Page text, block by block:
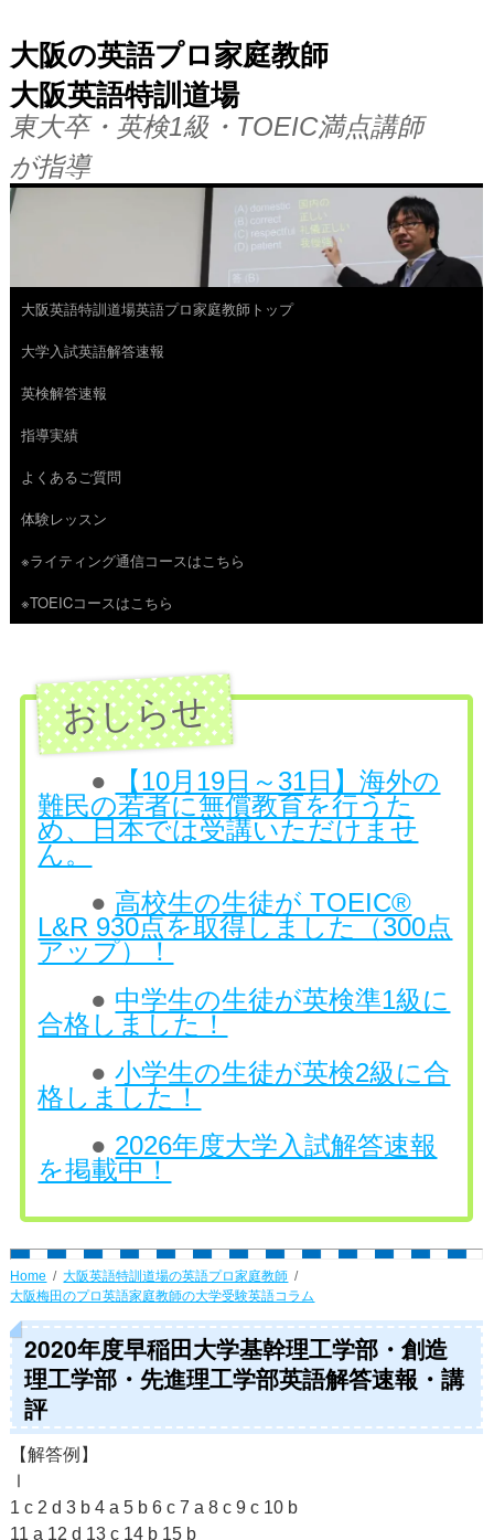
大阪の英語プロ家庭教師
大阪英語特訓道場
東大卒・英検1級・TOEIC満点講師
が指導
コ
ン
テ
ン
ツ
へ
ス
キ
大阪英語特訓道場英語プロ家庭教師トップ
大学入試英語解答速報
英検解答速報
指導実績
よくあるご質問
体験レッスン
※ライティング通信コースはこちら
※TOEICコースはこちら
●
【10月19日～31日】海外の
難民の若者に無償教育を行うた
め、日本では受講いただけませ
ん。
● 高校生の生徒が TOEIC®
L&R 930点を取得しました（300点
アップ）！
● 中学生の生徒が英検準1級に
合格しました！
●小学生の生徒が英検2級に合
格しました！
● 2026年度大学入試解答速報
を掲載中！
Home
大阪英語特訓道場の英語プロ家庭教師
大阪梅田のプロ英語家庭教師の大学受験英語コラム
2020年度早稲田大学基幹理工学部・創造
理工学部・先進理工学部英語解答速報・講
評
【解答例】
Ⅰ
1 c 2 d 3 b 4 a 5 b 6 c 7 a 8 c 9 c 10 b
11 a 12 d 13 c 14 b 15 b